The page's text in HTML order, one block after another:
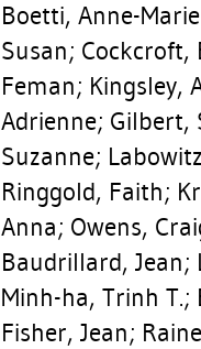
Boetti, Anne-Marie
Susan; Cockcroft,
Feman; Kingsley,
Adrienne; Gilbert,
Suzanne;
Ringgold, Faith;
Anna; Owens,
Baudrillard, Jean;
Minh-ha, Trinh T.;
Fisher, Jean;